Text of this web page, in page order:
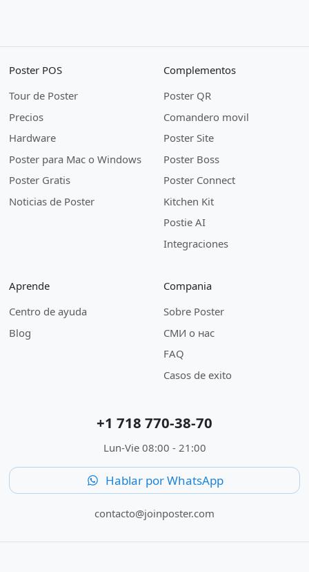
Poster POS
Tour de Poster
Precios
Hardware
Poster para Mac o Windows
Poster Gratis
Noticias de Poster
Complementos
Poster QR
Comandero movil
Poster Site
Poster Boss
Poster Connect
Kitchen Kit
Postie AI
Integraciones
Aprende
Centro de ayuda
Blog
Compania
Sobre Poster
СМИ о нас
FAQ
Casos de exito
+1 718 770-38-70
Lun-Vie 08:00 - 21:00
Hablar por WhatsApp
contacto@joinposter.com